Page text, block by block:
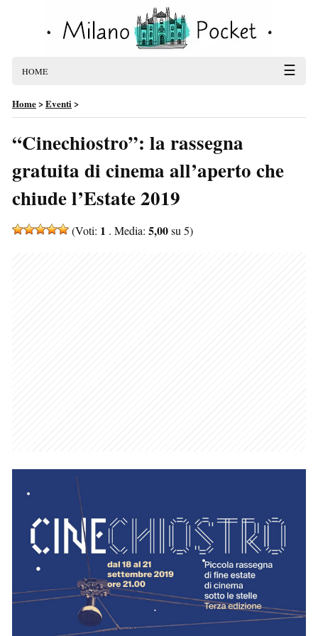
HOME ☰
Home>Eventi>
“Cinechiostro”: la rassegna
gratuita di cinema all’aperto che
chiude l’Estate 2019
(Voti: 1 . Media: 5,00su 5)